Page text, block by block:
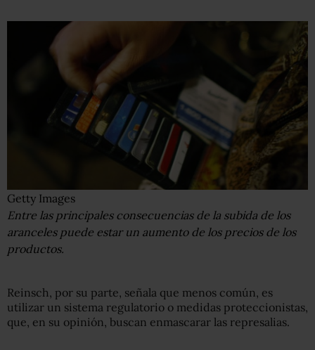
Getty Images
Entre las principales consecuencias de la subida de los
aranceles puede estar un aumento de los precios de los
productos.
Reinsch, por su parte, señala que menos común, es
utilizar un sistema regulatorio o medidas proteccionistas,
que, en su opinión, buscan enmascarar las represalias.